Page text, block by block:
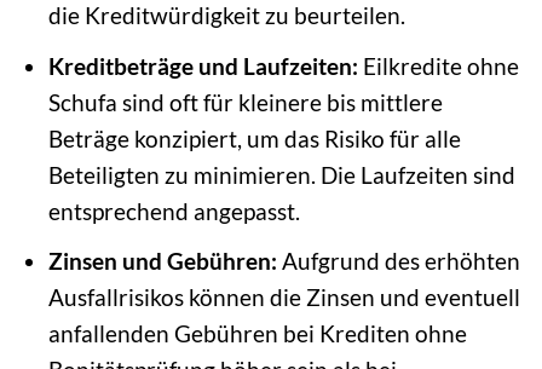
die Kreditwürdigkeit zu beurteilen.
Kreditbeträge und Laufzeiten: Eilkredite ohne
Schufa sind oft für kleinere bis mittlere
Beträge konzipiert, um das Risiko für alle
Beteiligten zu minimieren. Die Laufzeiten sind
entsprechend angepasst.
Zinsen und Gebühren: Aufgrund des erhöhten
Ausfallrisikos können die Zinsen und eventuell
anfallenden Gebühren bei Krediten ohne